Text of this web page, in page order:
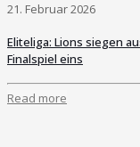
21. Februar 2026
Eliteliga: Lions siegen
Finalspiel eins
Read more